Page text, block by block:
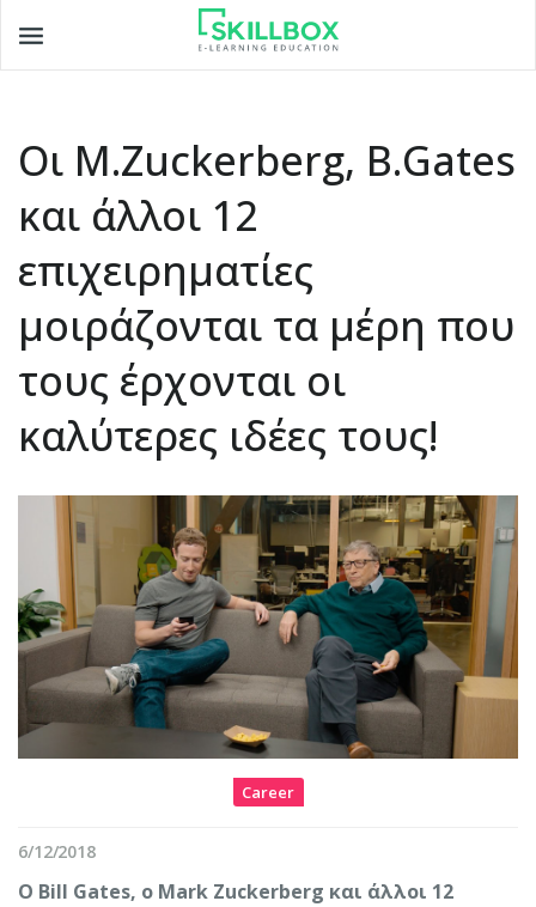
Οι M.Zuckerberg, B.Gates
και άλλοι 12
επιχειρηματίες
μοιράζονται τα μέρη που
τους έρχονται οι
καλύτερες ιδέες τους!
Career
6/12/2018
Ο Bill Gates, ο Mark Zuckerberg και άλλοι 12